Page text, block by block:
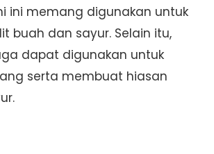
ini memang digunakan untuk
buah dan sayur. Selain itu,
dapat digunakan untuk
serta membuat hiasan